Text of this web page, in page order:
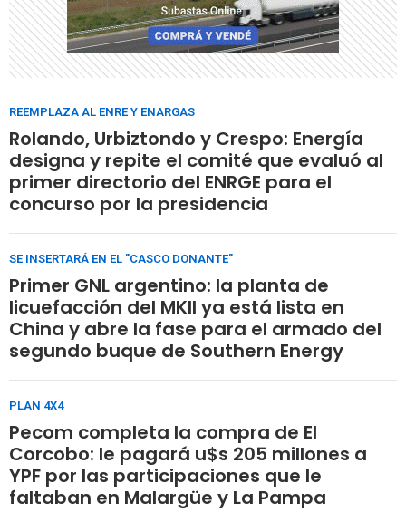
REEMPLAZA AL ENRE Y ENARGAS
Rolando, Urbiztondo y Crespo: Energía
designa y repite el comité que evaluó al
primer directorio del ENRGE para el
concurso por la presidencia
SE INSERTARÁ EN EL "CASCO DONANTE"
Primer GNL argentino: la planta de
licuefacción del MKII ya está lista en
China y abre la fase para el armado del
segundo buque de Southern Energy
PLAN 4X4
Pecom completa la compra de El
Corcobo: le pagará u$s 205 millones a
YPF por las participaciones que le
faltaban en Malargüe y La Pampa